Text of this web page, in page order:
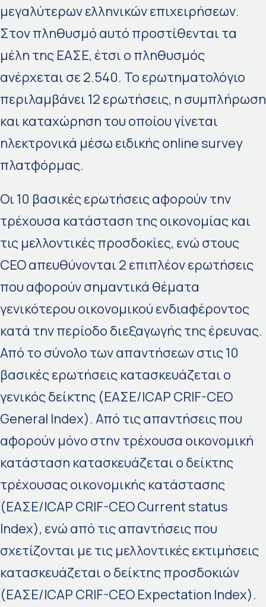
μεγαλύτερων ελληνικών επιχειρήσεων.
Στον πληθυσμό αυτό προστίθενται τα
μέλη της ΕΑΣΕ, έτσι ο πληθυσμός
ανέρχεται σε 2.540. Το ερωτηματολόγιο
περιλαμβάνει 12 ερωτήσεις, η συμπλήρωση
και καταχώρηση του οποίου γίνεται
ηλεκτρονικά μέσω ειδικής online survey
πλατφόρμας.
Οι 10 βασικές ερωτήσεις αφορούν την
τρέχουσα κατάσταση της οικονομίας και
τις μελλοντικές προσδοκίες, ενώ στους
CEO απευθύνονται 2 επιπλέον ερωτήσεις
που αφορούν σημαντικά θέματα
γενικότερου οικονομικού ενδιαφέροντος
κατά την περίοδο διεξαγωγής της έρευνας.
Από το σύνολο των απαντήσεων στις 10
βασικές ερωτήσεις κατασκευάζεται ο
γενικός δείκτης (ΕΑΣΕ/ICAP CRIF-CEO
General Index). Από τις απαντήσεις που
αφορούν μόνο στην τρέχουσα οικονομική
κατάσταση κατασκευάζεται ο δείκτης
τρέχουσας οικονομικής κατάστασης
(ΕΑΣΕ/ICAP CRIF-CEO Current status
Index), ενώ από τις απαντήσεις που
σχετίζονται με τις μελλοντικές εκτιμήσεις
κατασκευάζεται ο δείκτης προσδοκιών
(ΕΑΣΕ/ICAP CRIF-CEO Expectation Index).